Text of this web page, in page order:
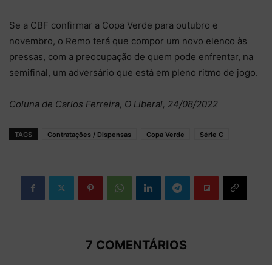
Se a CBF confirmar a Copa Verde para outubro e
novembro, o Remo terá que compor um novo elenco às
pressas, com a preocupação de quem pode enfrentar, na
semifinal, um adversário que está em pleno ritmo de jogo.
Coluna de Carlos Ferreira, O Liberal, 24/08/2022
TAGS Contratações / Dispensas Copa Verde Série C
7 COMENTÁRIOS